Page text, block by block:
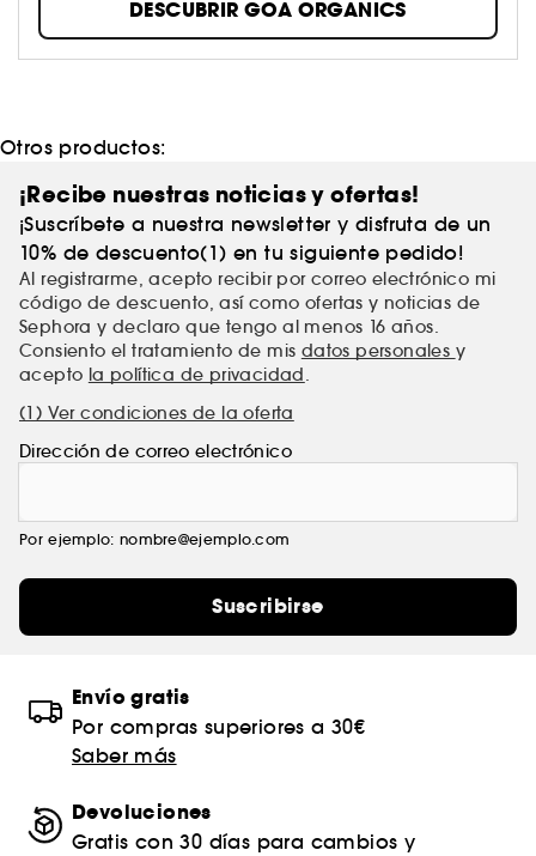
Seguramente sabes a qué nos referimos… Pero
también teníamos una idea clara: crear productos
que no dañaran nuestro cabello ni nuestro planeta.
historia de amor incondicional con tu cabello.
DESCUBRIR GOA ORGANICS
Otros productos:
¡Recibe nuestras noticias y ofertas!
¡Suscríbete a nuestra newsletter y disfruta de un
10% de descuento(1) en tu siguiente pedido!
Al registrarme, acepto recibir por correo electrónico mi
código de descuento, así como ofertas y noticias de
Sephora y declaro que tengo al menos 16 años.
Consiento el tratamiento de mis datos personales y
acepto la política de privacidad
(1) Ver condiciones de la oferta
Dirección de correo electrónico
Por ejemplo: nombre@ejemplo.com
Suscribirse
Envío gratis
Por compras superiores a 30€
Saber más
Devoluciones
Gratis con 30 días para cambios y